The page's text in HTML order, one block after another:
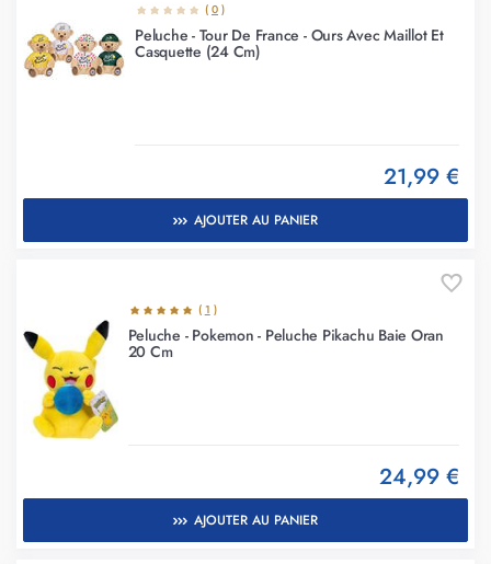
( 0 )
Peluche - Tour De France - Ours Avec Maillot Et
Casquette (24 Cm)
21,99 €
AJOUTER AU PANIER
( 1 )
Peluche - Pokemon - Peluche Pikachu Baie Oran
20 Cm
24,99 €
AJOUTER AU PANIER